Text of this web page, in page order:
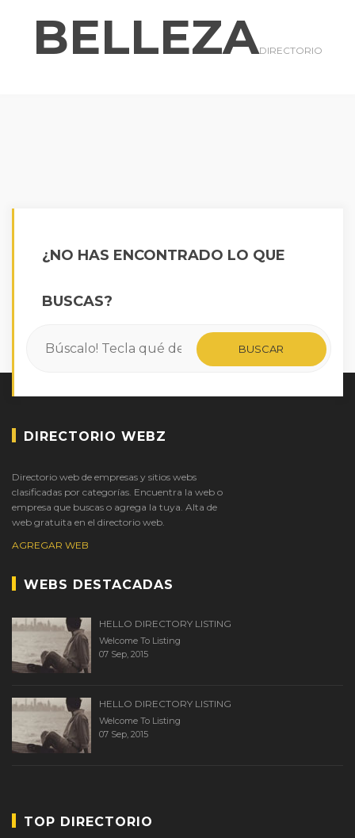
BELLEZADIRECTORIO
¿NO HAS ENCONTRADO LO QUE
BUSCAS?
DIRECTORIO WEBZ
Directorio web de empresas y sitios webs
clasificadas por categorías. Encuentra la web o
empresa que buscas o agrega la tuya. Alta de
web gratuita en el directorio web.
AGREGAR WEB
WEBS DESTACADAS
HELLO DIRECTORY LISTING
Welcome To Listing
07 Sep, 2015
HELLO DIRECTORY LISTING
Welcome To Listing
07 Sep, 2015
TOP DIRECTORIO